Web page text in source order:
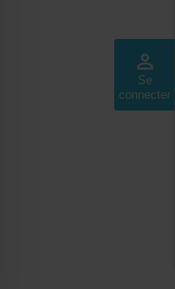
perm_identity
Se
connecter